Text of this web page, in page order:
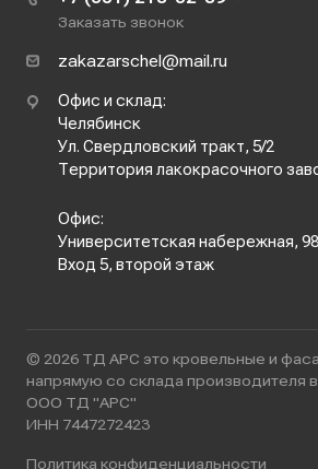
Заказать звонок
zakazarschel@mail.ru
Офис и склад:
Челябинск
Ул. Свердловский тракт, 5/2
Территория лакокрасочного
Офис:
Университетская набережная, 98
Вход 5, второй этаж
© 2026 ТД АРС это кровельные и
напрямую со склада производителя
ООО ТД "АРС"
ИНН 7447272423
Политика конфиденциальности